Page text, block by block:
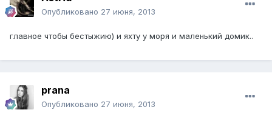
Опубликовано 27 июня, 2013
главное чтобы бестыжию) и яхту у моря и маленький домик..
prana
Опубликовано 27 июня, 2013